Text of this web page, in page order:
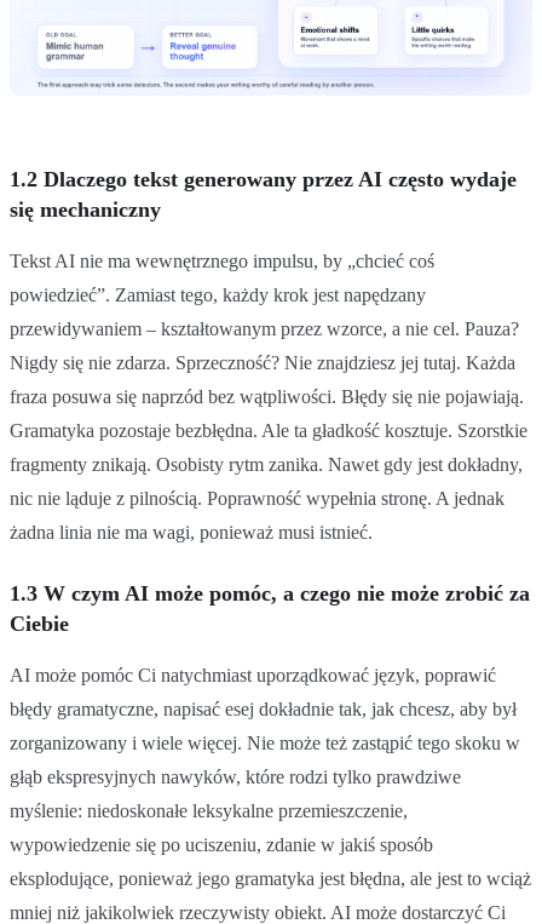
1.2 Dlaczego tekst generowany przez AI często wydaje
się mechaniczny
Tekst AI nie ma wewnętrznego impulsu, by „chcieć coś
powiedzieć”. Zamiast tego, każdy krok jest napędzany
przewidywaniem – kształtowanym przez wzorce, a nie cel. Pauza?
Nigdy się nie zdarza. Sprzeczność? Nie znajdziesz jej tutaj. Każda
fraza posuwa się naprzód bez wątpliwości. Błędy się nie pojawiają.
Gramatyka pozostaje bezbłędna. Ale ta gładkość kosztuje. Szorstkie
fragmenty znikają. Osobisty rytm zanika. Nawet gdy jest dokładny,
nic nie ląduje z pilnością. Poprawność wypełnia stronę. A jednak
żadna linia nie ma wagi, ponieważ musi istnieć.
1.3 W czym AI może pomóc, a czego nie może zrobić za
Ciebie
AI może pomóc Ci natychmiast uporządkować język, poprawić
błędy gramatyczne, napisać esej dokładnie tak, jak chcesz, aby był
zorganizowany i wiele więcej. Nie może też zastąpić tego skoku w
głąb ekspresyjnych nawyków, które rodzi tylko prawdziwe
myślenie: niedoskonałe leksykalne przemieszczenie,
wypowiedzenie się po uciszeniu, zdanie w jakiś sposób
eksplodujące, ponieważ jego gramatyka jest błędna, ale jest to wciąż
mniej niż jakikolwiek rzeczywisty obiekt. AI może dostarczyć Ci